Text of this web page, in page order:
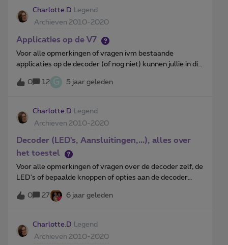
Charlotte.D
Legend
Archieven 2010-2020
Applicaties op de V7
Voor alle opmerkingen of vragen ivm bestaande
applicaties op de decoder (of nog niet) kunnen jullie in dit
topic terecht.
0
12 G 5 jaar geleden
Charlotte.D
Legend
Archieven 2010-2020
Decoder (LED's, Aansluitingen,...), alles over
het toestel
Voor alle opmerkingen of vragen over de decoder zelf, de
LED's of bepaalde knoppen of opties aan de decoder
0
27 6 jaar geleden
Charlotte.D
Legend
Archieven 2010-2020